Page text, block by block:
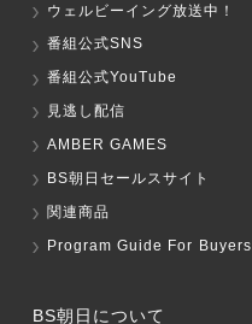
ウェルビーイング放送中！
番組公式SNS
番組公式YouTube
見逃し配信
AMBER GAMES
BS朝日セールスサイト
関連商品
Program Guide For Buyers
BS朝日について